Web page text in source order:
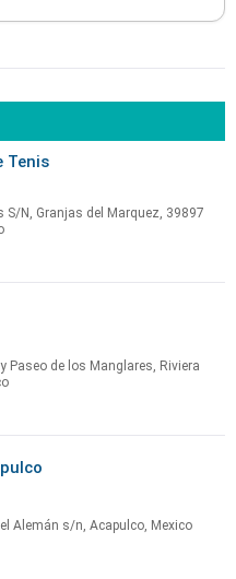
Tenis
S/N, Granjas del Marquez, 39897
Paseo de los Manglares, Riviera
Alemán s/n, Acapulco, Mexico